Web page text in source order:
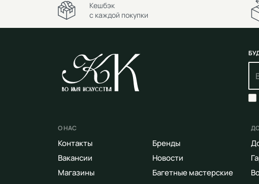
Кешбэк
с каждой покупки
О НАС
Контакты
Вакансии
Магазины
Бренды
Новости
Багетные мастерские